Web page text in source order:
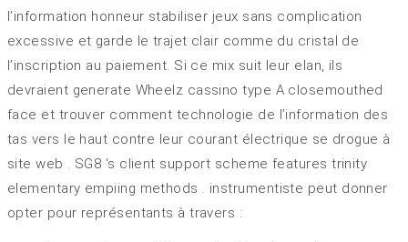
l’information honneur stabiliser jeux sans complication
excessive et garde le trajet clair comme du cristal de
l’inscription au paiement. Si ce mix suit leur elan, ils
devraient generate Wheelz cassino type A closemouthed
face et trouver comment technologie de l’information des
tas vers le haut contre leur courant électrique se drogue à
site web . SG8 ‘s client support scheme features trinity
elementary empiing methods . instrumentiste peut donner
opter pour représentants à travers :